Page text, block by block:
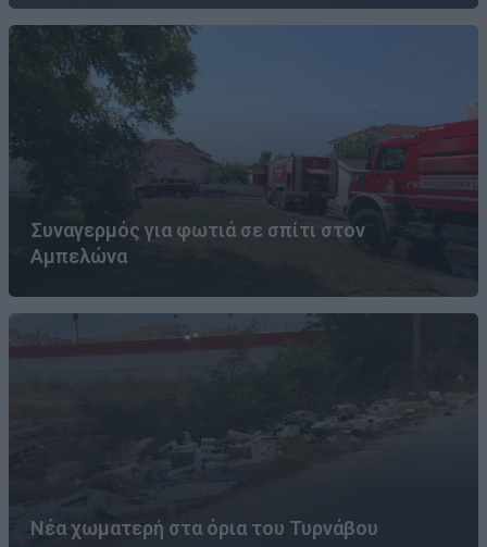
Συναγερμός για φωτιά σε σπίτι στον
Αμπελώνα
Νέα χωματερή στα όρια του Τυρνάβου